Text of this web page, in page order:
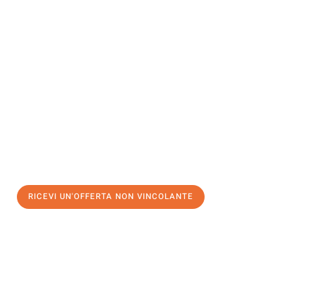
RICEVI UN'OFFERTA NON VINCOLANTE